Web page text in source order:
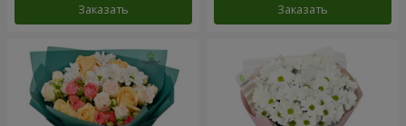
Заказать Заказать